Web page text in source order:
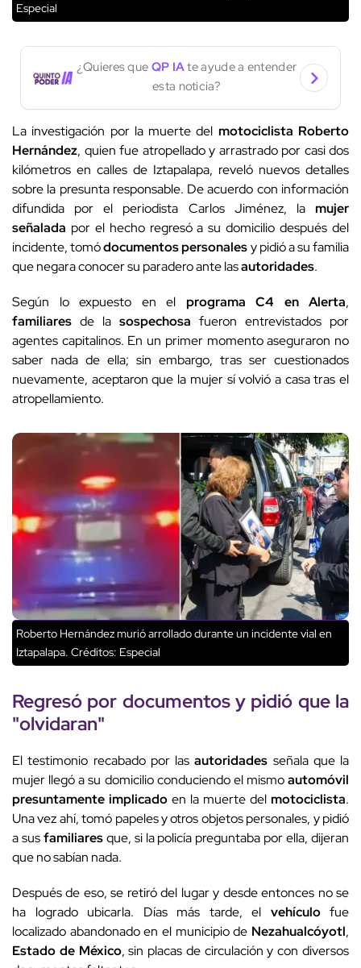
Especial
¿Quieres que QP IAte ayude a entender
esta noticia?
La investigación por la muerte del motociclista Roberto
Hernández, quien fue atropellado y arrastrado por casi dos
kilómetros en calles de Iztapalapa, reveló nuevos detalles
sobre la presunta responsable. De acuerdo con información
difundida por el periodista Carlos Jiménez, la mujer
señalada por el hecho regresó a su domicilio después del
incidente, tomódocumentos personalesy pidió a su familia
que negara conocer su paradero ante lasautoridades.
Según lo expuesto en el programa C4 en Alerta,
familiares de la sospechosa fueron entrevistados por
agentes capitalinos. En un primer momento aseguraron no
saber nada de ella; sin embargo, tras ser cuestionados
nuevamente, aceptaron que la mujer sí volvió a casa tras el
atropellamiento.
Roberto Hernández murió arrollado durante un incidente vial en
Iztapalapa. Créditos: Especial
Regresó por documentos y pidió que la
"olvidaran"
El testimonio recabado por lasautoridades señala que la
mujer llegó a su domicilio conduciendo el mismoautomóvil
presuntamente implicado en la muerte del motociclista.
Una vez ahí, tomó papeles y otros objetos personales, y pidió
a susfamiliaresque, si la policía preguntaba por ella, dijeran
que no sabían nada.
Después de eso, se retiró del lugar y desde entonces no se
ha logrado ubicarla. Días más tarde, el vehículofue
localizado abandonado en el municipio de Nezahualcóyotl,
Estado de México, sin placas de circulación y con diversos